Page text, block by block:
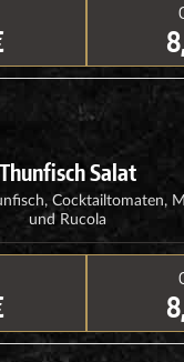
Thunfisch Salat
Cocktailtomaten,
und Rucola